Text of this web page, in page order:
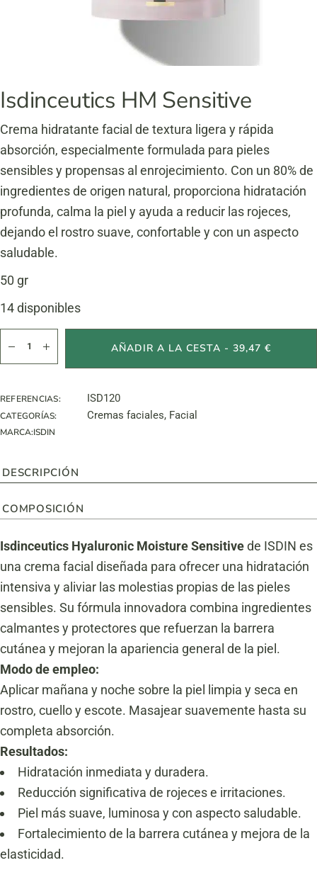
Isdinceutics HM Sensitive
Crema hidratante facial de textura ligera y rápida
absorción, especialmente formulada para pieles
sensibles y propensas al enrojecimiento. Con un 80% de
ingredientes de origen natural, proporciona hidratación
profunda, calma la piel y ayuda a reducir las rojeces,
dejando el rostro suave, confortable y con un aspecto
saludable.
50 gr
14 disponibles
AÑADIR A LA CESTA - 39,47 €
REFERENCIAS: ISD120
CATEGORÍAS: Cremas faciales, Facial
MARCA:ISDIN
DESCRIPCIÓN
COMPOSICIÓN
Isdinceutics Hyaluronic Moisture Sensitivede ISDIN es
una crema facial diseñada para ofrecer una hidratación
intensiva y aliviar las molestias propias de las pieles
sensibles. Su fórmula innovadora combina ingredientes
calmantes y protectores que refuerzan la barrera
cutánea y mejoran la apariencia general de la piel.
Modo de empleo:
Aplicar mañana y noche sobre la piel limpia y seca en
rostro, cuello y escote. Masajear suavemente hasta su
completa absorción.
Resultados:
Hidratación inmediata y duradera.
Reducción significativa de rojeces e irritaciones.
Piel más suave, luminosa y con aspecto saludable.
Fortalecimiento de la barrera cutánea y mejora de la
elasticidad.